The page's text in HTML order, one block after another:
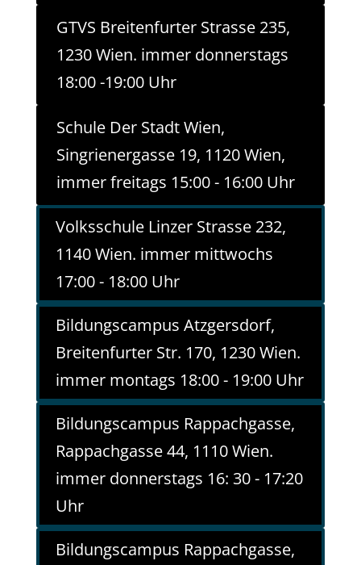
GTVS Breitenfurter Strasse 235,
1230 Wien. immer donnerstags
18:00 -19:00 Uhr
Schule Der Stadt Wien,
Singrienergasse 19, 1120 Wien,
immer freitags 15:00 - 16:00 Uhr
Volksschule Linzer Strasse 232,
1140 Wien. immer mittwochs
17:00 - 18:00 Uhr
Bildungscampus Atzgersdorf,
Breitenfurter Str. 170, 1230 Wien.
immer montags 18:00 - 19:00 Uhr
Bildungscampus Rappachgasse,
Rappachgasse 44, 1110 Wien.
immer donnerstags 16: 30 - 17:20
Uhr
Bildungscampus Rappachgasse,